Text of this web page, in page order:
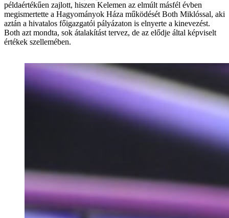
példaértékűen zajlott, hiszen Kelemen az elmúlt másfél évben
megismertette a Hagyományok Háza működését Both Miklóssal, aki
aztán a hivatalos főigazgatói pályázaton is elnyerte a kinevezést.
Both azt mondta, sok átalakítást tervez, de az elődje által képviselt
értékek szellemében.